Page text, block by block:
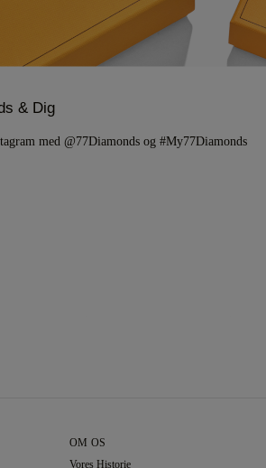
& Dig
med @77Diamonds og #My77Diamonds
OM OS
Vores Historie